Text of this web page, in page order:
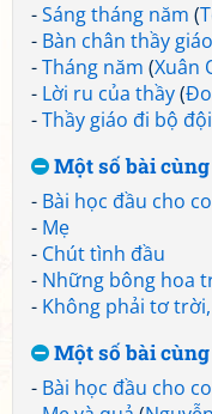
-Sáng tháng năm (
- Bàn chân thầy giáo
-Tháng năm (Xuân
- Lời ru của thầy(
-Thầy giáo đi bộ đội
Một số bài
- Bài học đầu cho
- Mẹ
- Chút tình đầu
- Những bông hoa
- Không phải tơ
Một số bài
- Bài học đầu cho